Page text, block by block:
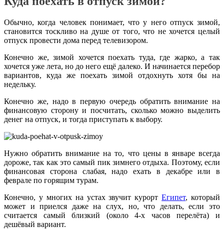
Обычно, когда человек понимает, что у него отпуск зимой,
становится тоскливо на душе от того, что не хочется целый
отпуск провести дома перед телевизором.
Конечно же, зимой хочется поехать туда, где жарко, а так
хочется уже лета, но до него ещё далеко. И начинается перебор
вариантов, куда же поехать зимой отдохнуть хотя бы на
недельку.
Конечно же, надо в первую очередь обратить внимание на
финансовую сторону и посчитать, сколько можно выделить
денег на отпуск, и тогда приступать к выбору.
Нужно обратить внимание на то, что цены в январе всегда
дороже, так как это самый пик зимнего отдыха. Поэтому, если
финансовая сторона слабая, надо ехать в декабре или в
феврале по горящим турам.
Конечно, у многих на устах звучит курортЕгипет, который
может и приелся даже на слух, но, что делать, если это
считается самый близкий (около 4-х часов перелёта) и
дешёвый вариант.